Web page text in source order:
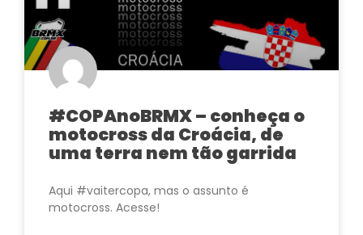
#COPAnoBRMX – conheça o
motocross da Croácia, de
uma terra nem tão garrida
Aqui #vaitercopa, mas o assunto é
motocross. Acesse!